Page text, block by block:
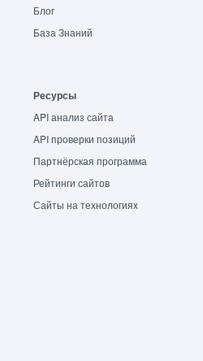
Блог
База Знаний
Ресурсы
API анализ сайта
API проверки позиций
Партнёрская программа
Рейтинги сайтов
Сайты на технологиях